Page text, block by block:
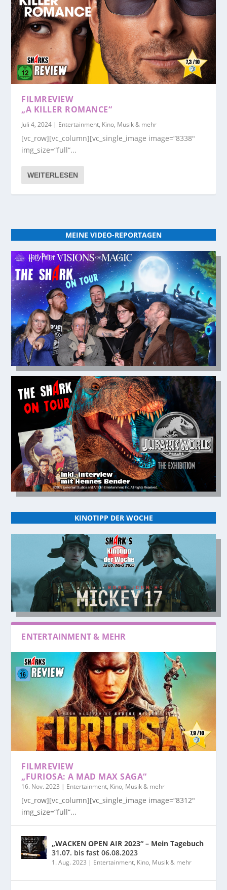
FILMREVIEW
„A KILLER ROMANCE“
Juli 4, 2024 | Entertainment, Kino, Musik & mehr
[vc_row][vc_column][vc_single_image image=“8338″
img_size=“full“...
WEITERLESEN
MEINE VIDEO-REPORTAGEN
KINOTIPP DER WOCHE
ENTERTAINMENT & MEHR
FILMREVIEW
„FURIOSA: A MAD MAX SAGA“
16. Nov. 2023 | Entertainment, Kino, Musik & mehr
[vc_row][vc_column][vc_single_image image=“8312″
img_size=“full“...
„WACKEN OPEN AIR 2023“ – Mein Tagebuch
31.07. bis fast 06.08.2023
1. Aug. 2023 | Entertainment, Kino, Musik & mehr